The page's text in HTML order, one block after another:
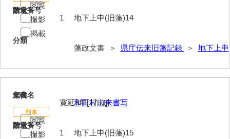
請求番号
地下上申(旧藩)14
分類
藩政文書 ＞ 県庁伝来旧藩記録 ＞ 地下上申
数量
1
閲覧
撮影
掲載
15
文書名
和田村由来書写
請求番号
地下上申(旧藩)15
年代
寛延3年[1750]
数量
1
閲覧
撮影